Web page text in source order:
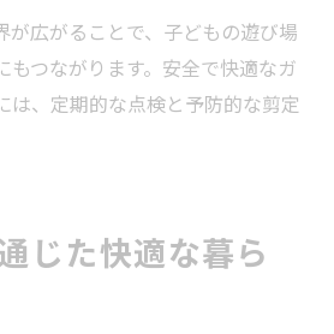
が広がることで、子どもの遊び場
もつながります。安全で快適なガ
は、定期的な点検と予防的な剪定
じた快適な暮ら